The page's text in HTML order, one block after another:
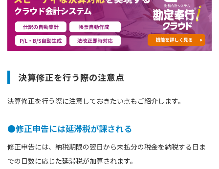
決算修正を行う際の注意点
決算修正を行う際に注意しておきたい点もご紹介します。
●修正申告には延滞税が課される
修正申告には、納税期限の翌日から未払分の税金を納税する日ま
での日数に応じた延滞税が加算されます。